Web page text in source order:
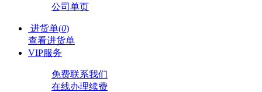
公司单页
进货单(0)
查看进货单
VIP服务
免费联系我们
在线办理续费